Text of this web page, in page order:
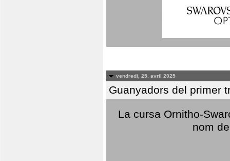
vendredi, 25. avril 2025
Guanyadors del primer
La cursa Ornitho-
nom